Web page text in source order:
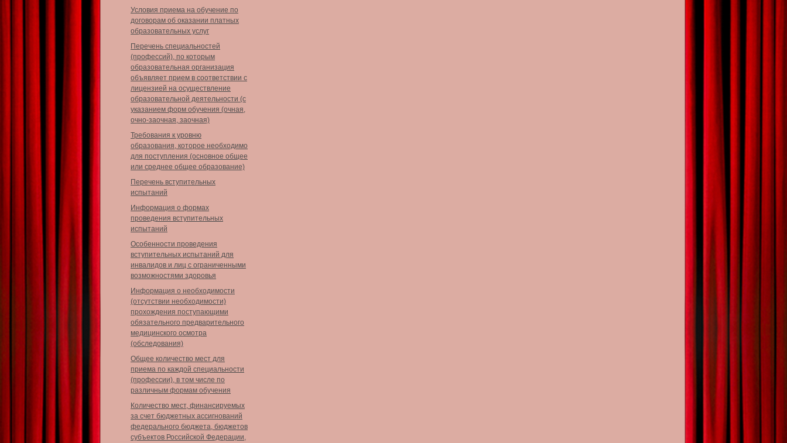
Условия приема на обучение по
договорам об оказании платных
образовательных услуг
Перечень специальностей
(профессий), по которым
образовательная организация
объявляет прием в соответствии с
лицензией на осуществление
образовательной деятельности (с
указанием форм обучения (очная,
очно-заочная, заочная)
Требования к уровню
образования, которое необходимо
для поступления (основное общее
или среднее общее образование)
Перечень вступительных
испытаний
Информация о формах
проведения вступительных
испытаний
Особенности проведения
вступительных испытаний для
инвалидов и лиц с ограниченными
возможностями здоровья
Информация о необходимости
(отсутствии необходимости)
прохождения поступающими
обязательного предварительного
медицинского осмотра
(обследования)
Общее количество мест для
приема по каждой специальности
(профессии), в том числе по
различным формам обучения
Количество мест, финансируемых
за счет бюджетных ассигнований
федерального бюджета, бюджетов
субъектов Российской Федерации,